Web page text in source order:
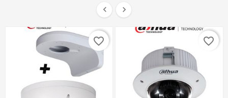
 
favorite_border favorite_border